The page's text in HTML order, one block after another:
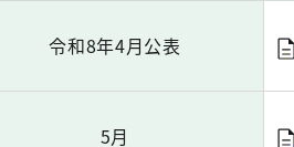
令和8年4月公表
5月